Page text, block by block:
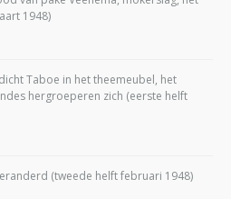
1948)
Taboe in het theemeubel, het
hergroeperen zich (eerste helft
(tweede helft februari 1948)